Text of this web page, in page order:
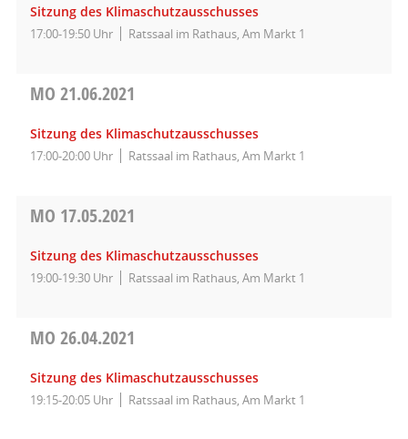
Sitzung des Klimaschutzausschusses
17:00-19:50 Uhr Ratssaal im Rathaus, Am Markt 1
MO 21.06.2021
Sitzung des Klimaschutzausschusses
17:00-20:00 Uhr Ratssaal im Rathaus, Am Markt 1
MO 17.05.2021
Sitzung des Klimaschutzausschusses
19:00-19:30 Uhr Ratssaal im Rathaus, Am Markt 1
MO 26.04.2021
Sitzung des Klimaschutzausschusses
19:15-20:05 Uhr Ratssaal im Rathaus, Am Markt 1